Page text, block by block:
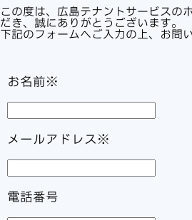
この度は、広島テナントサービスの
だき、誠にありがとうございます。
下記のフォームへご入力の上、お問
お名前※
メールアドレス※
電話番号